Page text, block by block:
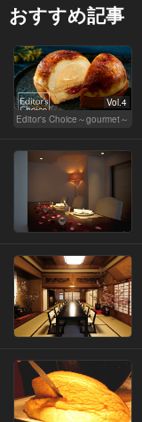
おすすめ記事
Vol.4
Editor's Choice～gourmet～